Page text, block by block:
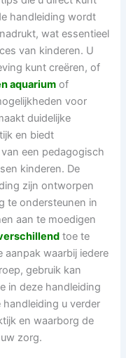
handleiding wordt
wat essentieel
van kinderen. U
kunt creëren, of
aquarium of
voor
duidelijke
en biedt
een pedagogisch
kinderen. De
zijn ontworpen
te ondersteunen in
aan te moedigen
toe te
aanpak waarbij iedere
gebruik kan
in deze handleiding
u verder
en waarborg de
zorg.